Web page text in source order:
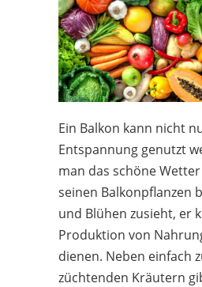
Ein Balkon kann nicht
Entspannung genutzt
man das schöne
seinen Balkonpflanzen
und Blühen zusieht, er
Produktion von
dienen. Neben einfach
züchtenden Kräutern